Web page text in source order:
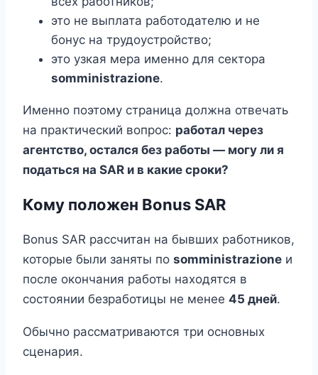
это не выплата работодателю и не
бонус на трудоустройство;
это узкая мера именно для сектора
somministrazione.
Именно поэтому страница должна отвечать
на практический вопрос: работал через
агентство, остался без работы — могу ли я
податься на SAR и в какие сроки?
Кому положен Bonus SAR
Bonus SAR рассчитан на бывших работников,
которые были заняты по somministrazione и
после окончания работы находятся в
состоянии безработицы не менее 45 дней.
Обычно рассматриваются три основных
сценария.